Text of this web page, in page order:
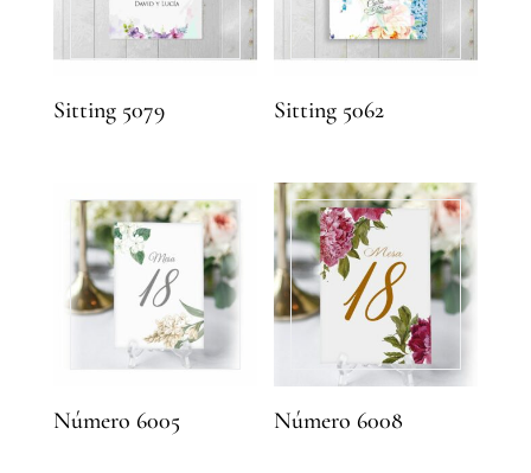
Sitting 5079 Sitting 5062
Número 6005 Número 6008